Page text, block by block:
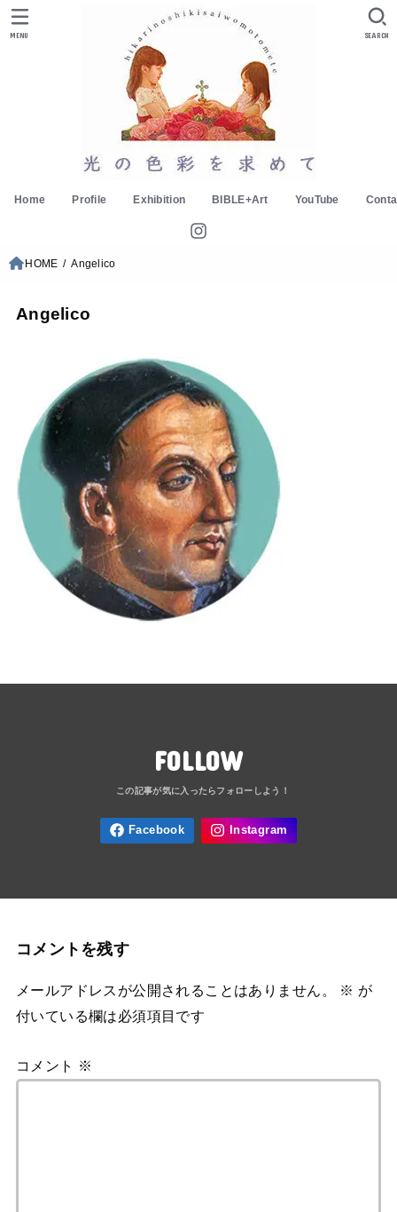
Home Profile Exhibition BIBLE+Art YouTube
SEARCH
MENU
HOME Angelico
Angelico
FOLLOW
コメントを残す
メールアドレスが公開されることはありません。 ※ が
付いている欄は必須項目です
コメント ※